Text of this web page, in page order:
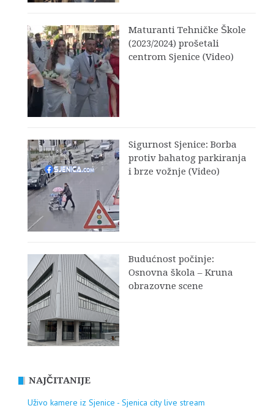
Maturanti Tehničke Škole
(2023/2024) prošetali
centrom Sjenice (Video)
Sigurnost Sjenice: Borba
protiv bahatog parkiranja
i brze vožnje (Video)
Budućnost počinje:
Osnovna škola – Kruna
obrazovne scene
NAJČITANIJE
Uživo kamere iz Sjenice - Sjenica city live stream